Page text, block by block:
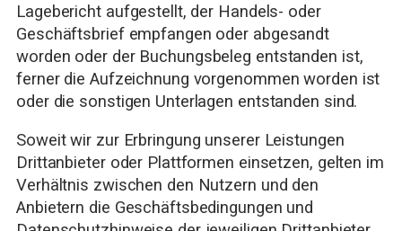
Lagebericht aufgestellt, der Handels- oder
Geschäftsbrief empfangen oder abgesandt
worden oder der Buchungsbeleg entstanden ist,
ferner die Aufzeichnung vorgenommen worden ist
oder die sonstigen Unterlagen entstanden sind.
Soweit wir zur Erbringung unserer Leistungen
Drittanbieter oder Plattformen einsetzen, gelten im
Verhältnis zwischen den Nutzern und den
Anbietern die Geschäftsbedingungen und